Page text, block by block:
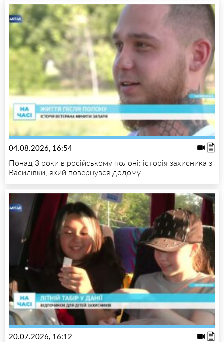
04.08.2026, 16:54
Понад 3 роки в російському полоні: історія захисника з
Василівки, який повернувся додому
20.07.2026, 16:12